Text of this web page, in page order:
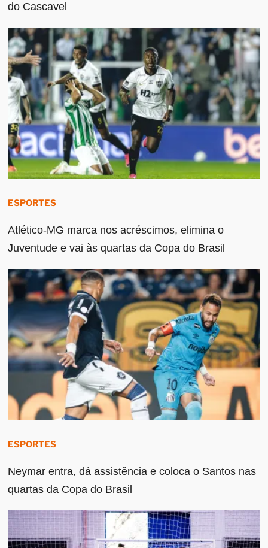
do Cascavel
ESPORTES
Atlético-MG marca nos acréscimos, elimina o
Juventude e vai às quartas da Copa do Brasil
ESPORTES
Neymar entra, dá assistência e coloca o Santos nas
quartas da Copa do Brasil